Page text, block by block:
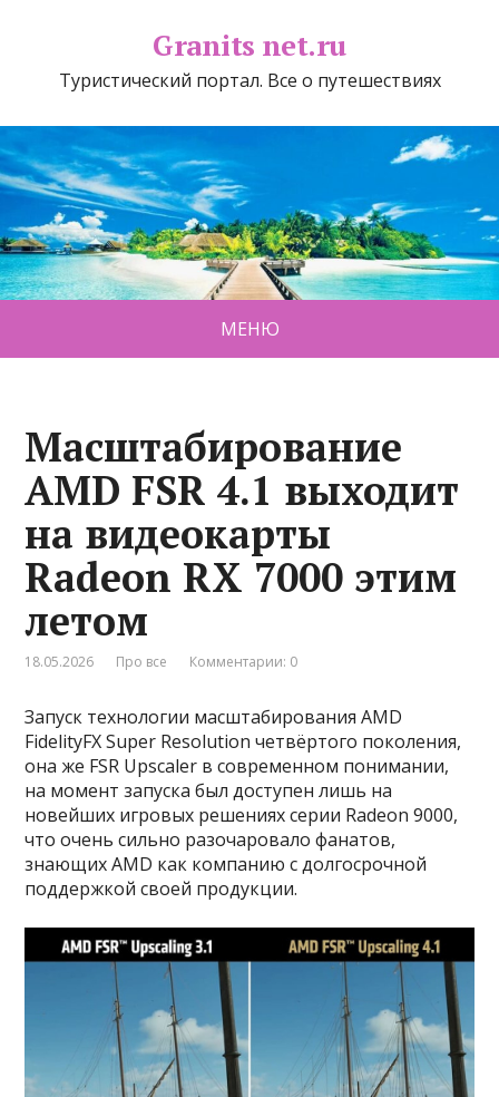
Granits net.ru
Туристический портал. Все о путешествиях
МЕНЮ
Масштабирование
AMD FSR 4.1 выходит
на видеокарты
Radeon RX 7000 этим
летом
18.05.2026 Про все Комментарии: 0
Запуск технологии масштабирования AMD
FidelityFX Super Resolution четвёртого поколения,
она же FSR Upscaler в современном понимании,
на момент запуска был доступен лишь на
новейших игровых решениях серии Radeon 9000,
что очень сильно разочаровало фанатов,
знающих AMD как компанию с долгосрочной
поддержкой своей продукции.